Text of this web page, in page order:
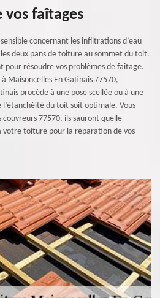
vos faîtages
concernant les infiltrations d’eau
deux pans de toiture au sommet du toit.
pour résoudre vos problèmes de faîtage.
Maisoncelles En Gatinais 77570,
procède à une pose scellée ou à une
l’étanchéité du toit soit optimale. Vous
couvreurs 77570, ils sauront quelle
votre toiture pour la réparation de vos